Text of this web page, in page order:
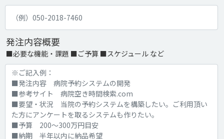
発注内容概要
■必要な機能・課題 ■ご予算 ■スケジュール など